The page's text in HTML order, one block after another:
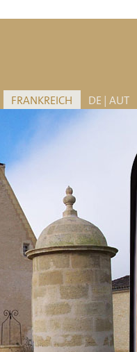
FRANKREICH DE | AUT